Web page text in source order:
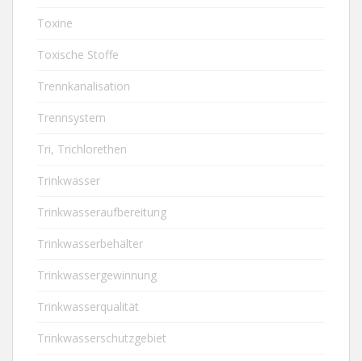
Toxine
Toxische Stoffe
Trennkanalisation
Trennsystem
Tri, Trichlorethen
Trinkwasser
Trinkwasseraufbereitung
Trinkwasserbehälter
Trinkwassergewinnung
Trinkwasserqualität
Trinkwasserschutzgebiet